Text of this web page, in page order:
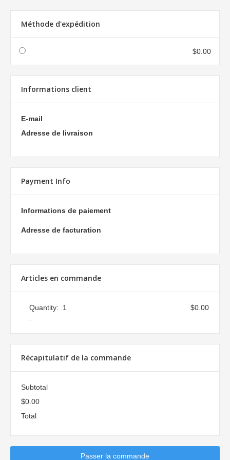
Méthode d'expédition
$0.00
Informations client
E-mail
Adresse de livraison
Payment Info
Informations de paiement
Adresse de facturation
Articles en commande
1
:
$0.00
Récapitulatif de la commande
Subtotal
$0.00
Total
Passer la commande